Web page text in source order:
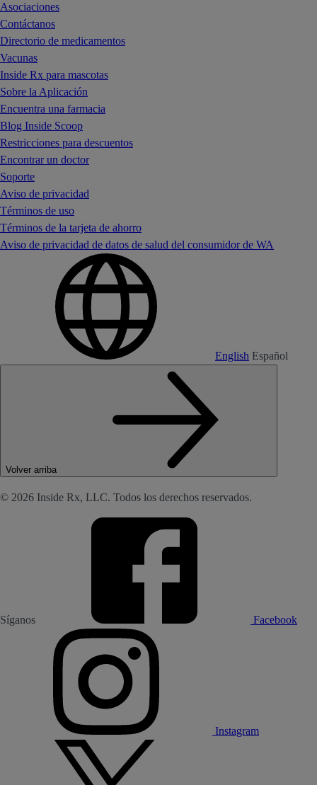
Asociaciones
Contáctanos
Directorio de medicamentos
Vacunas
Inside Rx para mascotas
Sobre la Aplicación
Encuentra una farmacia
Blog Inside Scoop
Restricciones para descuentos
Encontrar un doctor
Soporte
Aviso de privacidad
Términos de uso
Términos de la tarjeta de ahorro
Aviso de privacidad de datos de salud del consumidor de WA
English Español
Volver arriba
© 2026 Inside Rx, LLC. Todos los derechos reservados.
Síganos Facebook
Instagram